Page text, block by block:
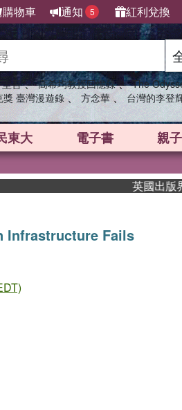
購物車 通知 5 紅利兌換
吾 、 高希均教授回憶錄 、 The
獎 臺灣漫遊錄 、 方念華 、 台灣的李登
東大 電子書 親子
英國出版界
Infrastructure Fails